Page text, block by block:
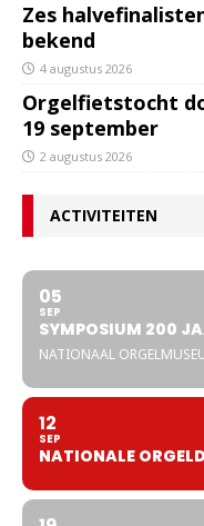
Zes
bekend
4 augustus 2026
Orgelfietstocht
19 september
2 augustus 2026
ACTIVITEITEN
05
SEP
SYMPOSIUM 200
NATIONAAL
12
SEP
NATIONALE